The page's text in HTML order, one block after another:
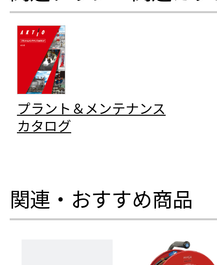
プラント＆メンテナンス
カタログ
関連・おすすめ商品